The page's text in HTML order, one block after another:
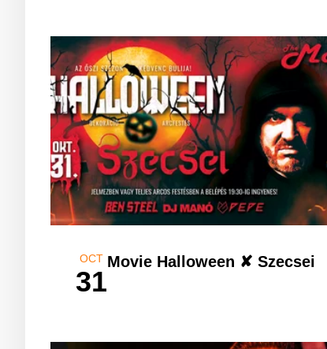
OCT
31
Movie Halloween ✘ Szecsei